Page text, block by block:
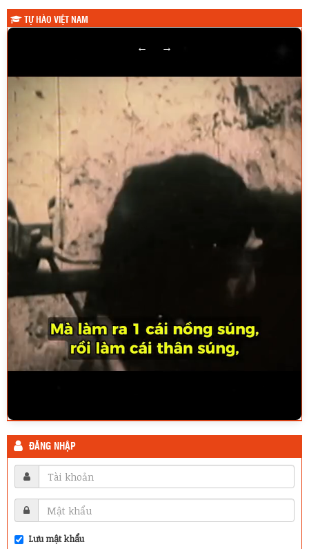
TỰ HÀO VIỆT NAM
← →
ĐĂNG NHẬP
Lưu mật khẩu